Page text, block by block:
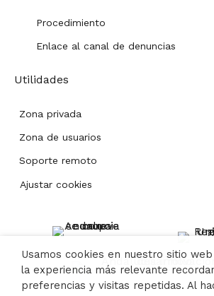
Procedimiento
Enlace al canal de denuncias
Utilidades
Zona privada
Zona de usuarios
Soporte remoto
Ajustar cookies
Usamos cookies en nuestro sitio
la experiencia más relevante
preferencias y visitas repetidas. Al